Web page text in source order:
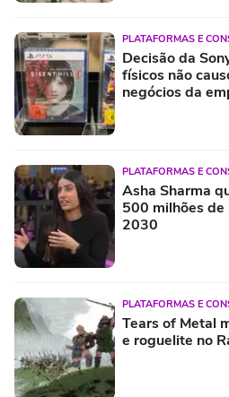
PLATAFORMAS E
Decisão da
físicos não
negócios da
PLATAFORMAS E
Asha Sharma
500 milhões
2030
PLATAFORMAS E
Tears of Metal
e roguelite no